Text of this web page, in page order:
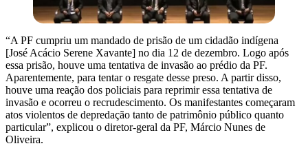
“A PF cumpriu um mandado de prisão de um cidadão indígena
[José Acácio Serene Xavante] no dia 12 de dezembro. Logo após
essa prisão, houve uma tentativa de invasão ao prédio da PF.
Aparentemente, para tentar o resgate desse preso. A partir disso,
houve uma reação dos policiais para reprimir essa tentativa de
invasão e ocorreu o recrudescimento. Os manifestantes começaram
atos violentos de depredação tanto de patrimônio público quanto
particular”, explicou o diretor-geral da PF, Márcio Nunes de
Oliveira.